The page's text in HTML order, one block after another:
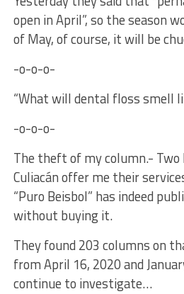
open in April”, so the season
of May, of course, it will be
-o-o-o-
“What will dental floss smell
-o-o-o-
The theft of my column.-
Culiacán offer me their
“Puro Beisbol” has indeed
without buying it.
They found 203 columns on
from April 16, 2020 and
continue to investigate…